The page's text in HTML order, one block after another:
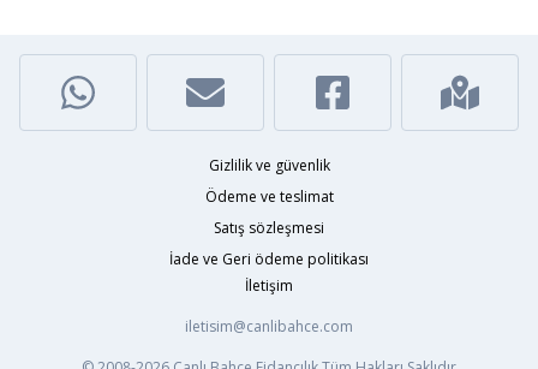
Gizlilik ve güvenlik
Ödeme ve teslimat
Satış sözleşmesi
İade ve Geri ödeme politikası
İletişim
iletisim@canlibahce.com